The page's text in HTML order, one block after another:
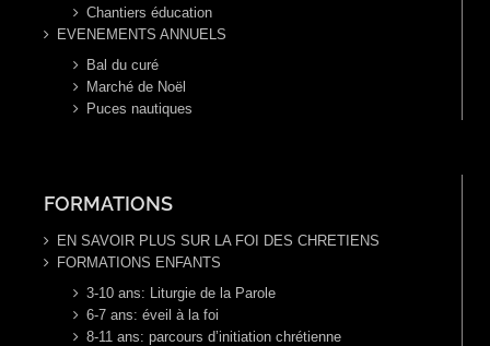
Chantiers éducation
EVENEMENTS ANNUELS
Bal du curé
Marché de Noël
Puces nautiques
FORMATIONS
EN SAVOIR PLUS SUR LA FOI DES CHRETIENS
FORMATIONS ENFANTS
3-10 ans: Liturgie de la Parole
6-7 ans: éveil à la foi
8-11 ans: parcours d’initiation chrétienne